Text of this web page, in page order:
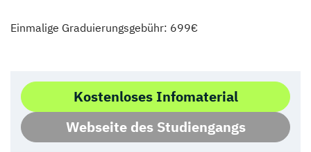
Einmalige Graduierungsgebühr: 699€
Kostenloses Infomaterial
Webseite des Studiengangs